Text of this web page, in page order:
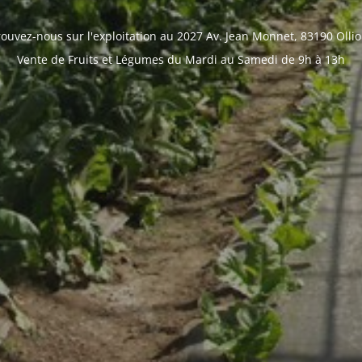
nous sur l'exploitation au2027 Av. Jean Monnet, 83190
Vente de Fruits et Légumes du Mardi au Samedi de 9h à 13h